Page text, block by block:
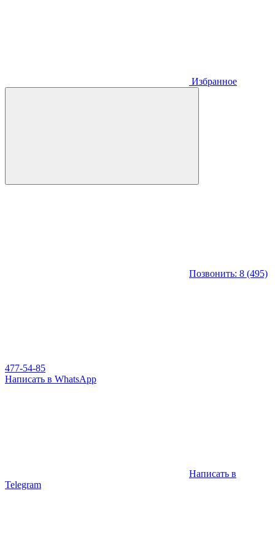
Избранное
Позвонить: 8 (495)
477-54-85
Написать в WhatsApp
Написать в
Telegram